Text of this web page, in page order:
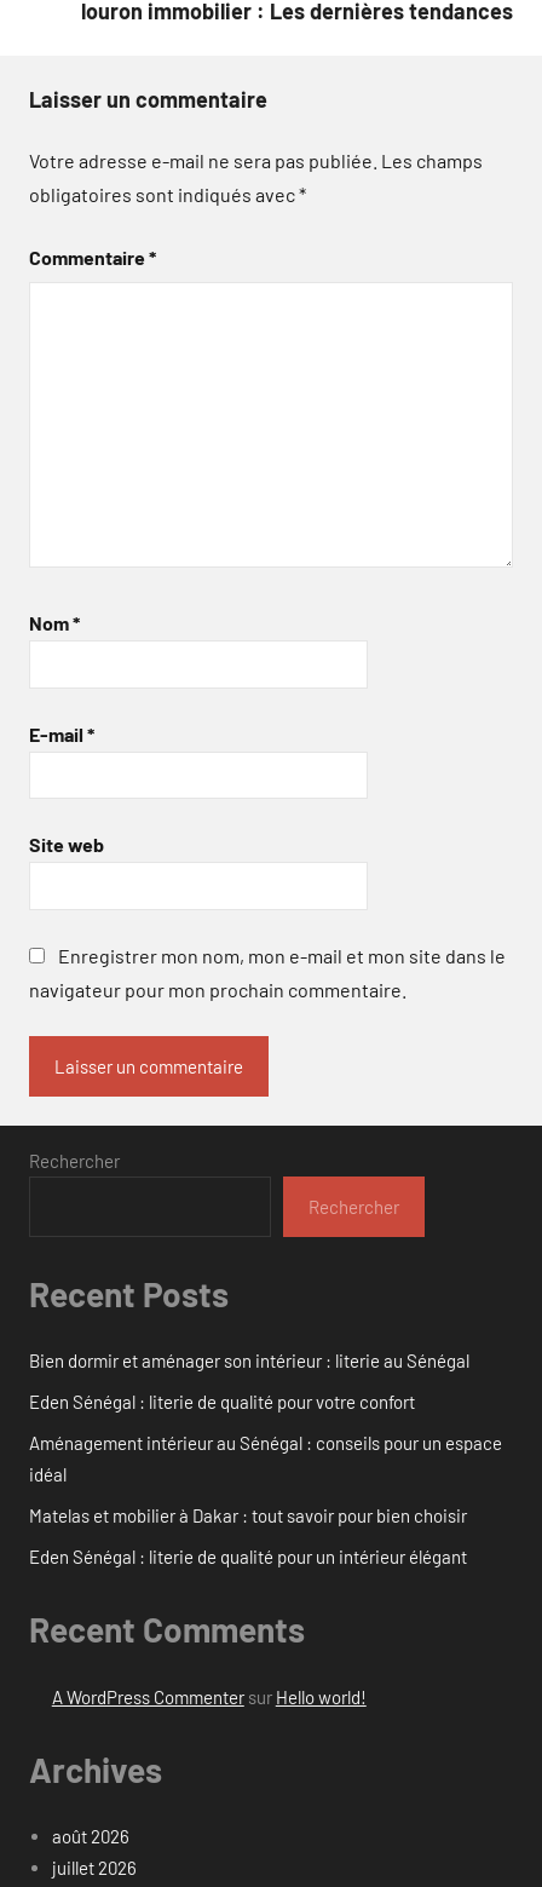
louron immobilier : Les dernières tendances
Laisser un commentaire
Votre adresse e-mail ne sera pas publiée. Les champs
obligatoires sont indiqués avec*
Commentaire*
Nom*
E-mail *
Site web
Enregistrer mon nom, mon e-mail et mon site dans le
navigateur pour mon prochain commentaire.
Rechercher
Rechercher
Recent Posts
Bien dormir et aménager son intérieur : literie au Sénégal
Eden Sénégal : literie de qualité pour votre confort
Aménagement intérieur au Sénégal : conseils pour un espace
idéal
Matelas et mobilier à Dakar : tout savoir pour bien choisir
Eden Sénégal : literie de qualité pour un intérieur élégant
Recent Comments
A WordPress Commentersur Hello world!
Archives
août 2026
juillet 2026